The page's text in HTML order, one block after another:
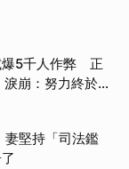
爆5千人作弊 正
崩：努力終於被
堅持「司法鑑